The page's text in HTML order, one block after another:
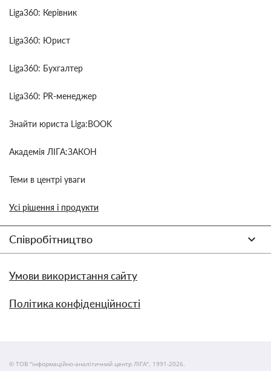
Liga360: Керівник
Liga360: Юрист
Liga360: Бухгалтер
Liga360: PR-менеджер
Знайти юриста Liga:BOOK
Академія ЛІГА:ЗАКОН
Теми в центрі уваги
Усі рішення і продукти
Співробітництво
Умови використання сайту
Політика конфіденційності
© ТОВ "інформаційно-аналітичний центр ЛІГА", 1991-2026.